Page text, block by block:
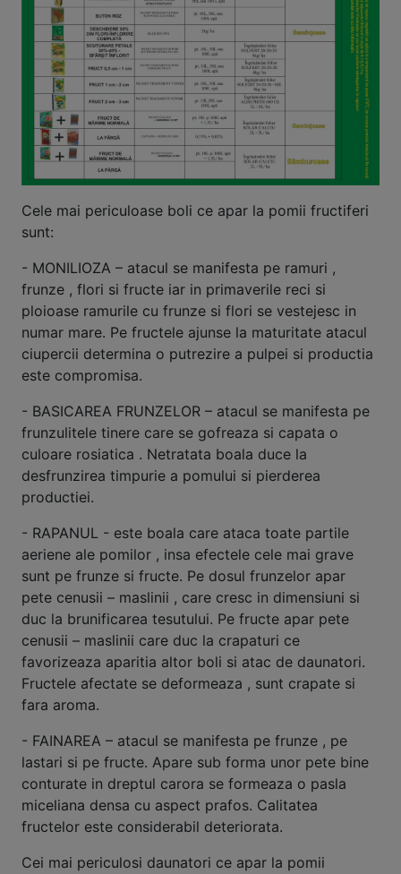
Cele mai periculoase boli ce apar la pomii fructiferi
sunt:
- MONILIOZA – atacul se manifesta pe ramuri ,
frunze , flori si fructe iar in primaverile reci si
ploioase ramurile cu frunze si flori se vestejesc in
numar mare. Pe fructele ajunse la maturitate atacul
ciupercii determina o putrezire a pulpei si productia
este compromisa.
- BASICAREA FRUNZELOR – atacul se manifesta pe
frunzulitele tinere care se gofreaza si capata o
culoare rosiatica . Netratata boala duce la
desfrunzirea timpurie a pomului si pierderea
productiei.
- RAPANUL - este boala care ataca toate partile
aeriene ale pomilor , insa efectele cele mai grave
sunt pe frunze si fructe. Pe dosul frunzelor apar
pete cenusii – maslinii , care cresc in dimensiuni si
duc la brunificarea tesutului. Pe fructe apar pete
cenusii – maslinii care duc la crapaturi ce
favorizeaza aparitia altor boli si atac de daunatori.
Fructele afectate se deformeaza , sunt crapate si
fara aroma.
- FAINAREA – atacul se manifesta pe frunze , pe
lastari si pe fructe. Apare sub forma unor pete bine
conturate in dreptul carora se formeaza o pasla
miceliana densa cu aspect prafos. Calitatea
fructelor este considerabil deteriorata.
Cei mai periculosi daunatori ce apar la pomii